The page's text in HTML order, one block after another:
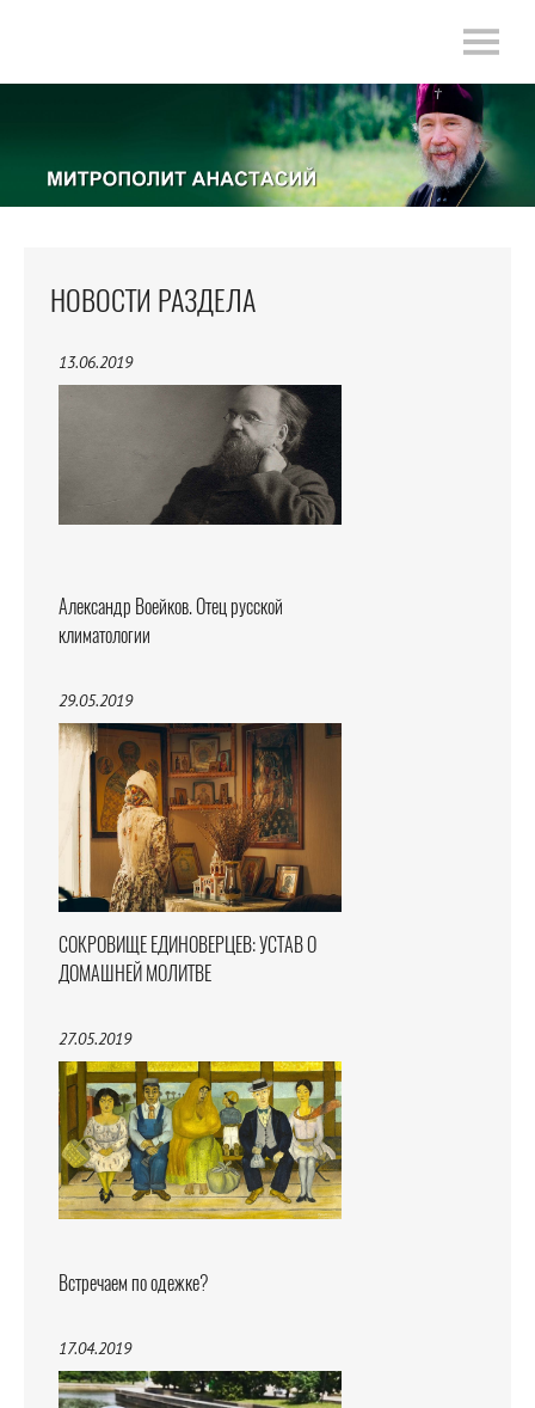
НОВОСТИ РАЗДЕЛА
13.06.2019
Александр Воейков. Отец русской
климатологии
29.05.2019
СОКРОВИЩЕ ЕДИНОВЕРЦЕВ: УСТАВ О
ДОМАШНЕЙ МОЛИТВЕ
27.05.2019
Встречаем по одежке?
17.04.2019